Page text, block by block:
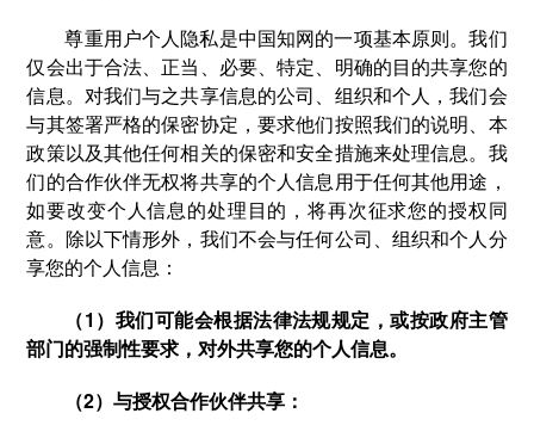
尊重用户个人隐私是中国知网的一项基本原则。我们
仅会出于合法、正当、必要、特定、明确的目的共享您的
信息。对我们与之共享信息的公司、组织和个人，我们会
与其签署严格的保密协定，要求他们按照我们的说明、本
政策以及其他任何相关的保密和安全措施来处理信息。我
们的合作伙伴无权将共享的个人信息用于任何其他用途，
如要改变个人信息的处理目的，将再次征求您的授权同
意。除以下情形外，我们不会与任何公司、组织和个人分
享您的个人信息：
（1）我们可能会根据法律法规规定，或按政府主管
部门的强制性要求，对外共享您的个人信息。
（2）与授权合作伙伴共享：